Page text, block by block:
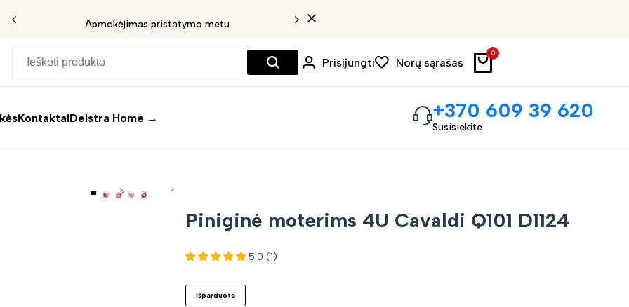
Apmokėjimas pristatymo metu
Prisijungti Norų sąrašas
0
KontaktaiDeistra Home → +370 609 39 620
Susisiekite
Piniginė moterims 4U Cavaldi Q101 D1124
5.0 (1)
Išparduota